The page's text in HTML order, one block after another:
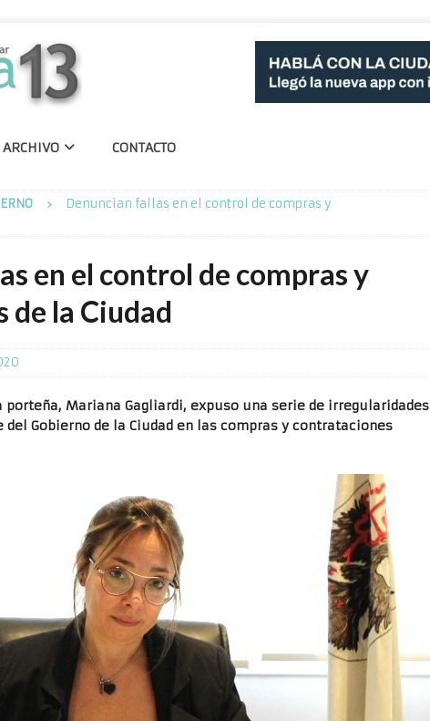
ARCHIVO CONTACTO
Denuncian fallas en el control de compras y
en el control de compras y
la Ciudad
porteña, Mariana Gagliardi, expuso una serie de irregularidades
Gobierno de la Ciudad en las compras y contrataciones